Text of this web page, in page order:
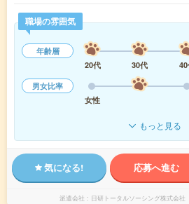
職場の雰囲気
年齢層
20代
30代
男女比率
女性
もっと見る
気になる! 応募へ進む
派遣会社 日研トータルソーシング株式会